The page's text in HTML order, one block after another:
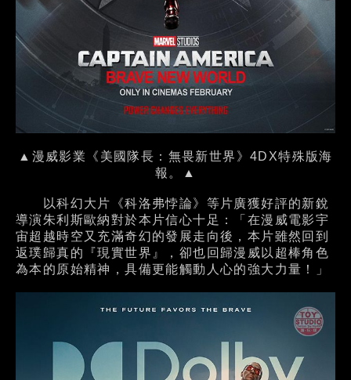
▲漫威影業《美國隊長：無畏新世界》4DX特殊版海
報。▲
以科幻大片《科洛弗悖論》等片廣獲好評的新銳
導演朱利斯歐納對於本片信心十足：「在漫威電影宇
宙超越時空又充滿奇幻的發展走向後，本片雖然回到
返璞歸真的『現實世界』，卻也回歸漫威以超棒角色
為本的原始精神，具備更能觸動人心的強大力量！」